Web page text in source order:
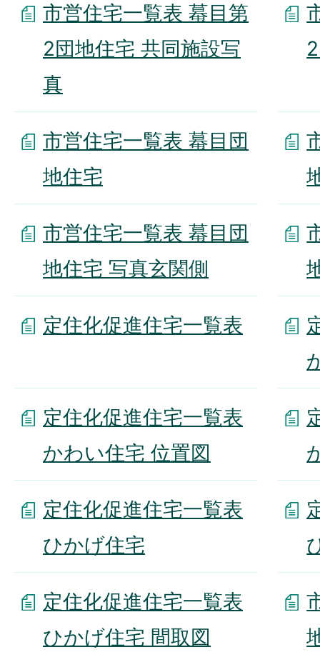
市営住宅一覧表 蟇目第
2団地住宅 共同施設写
真
市営住宅一覧表 蟇目団
地住宅
市営住宅一覧表 蟇目団
地住宅 写真玄関側
定住化促進住宅一覧表
定住化促進住宅一覧表
かわい住宅 位置図
定住化促進住宅一覧表
ひかげ住宅
定住化促進住宅一覧表
ひかげ住宅 間取図